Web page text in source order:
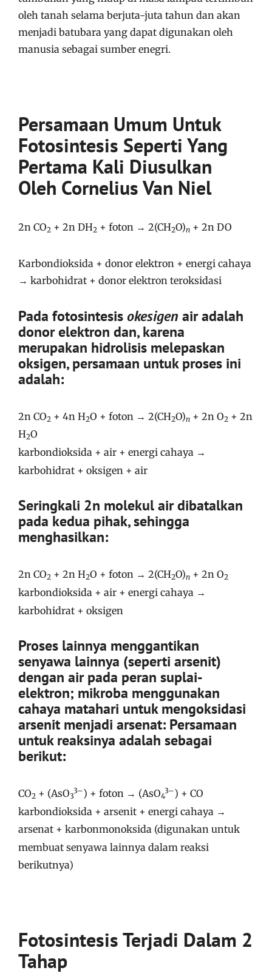
oleh tanah selama berjuta-juta tahun dan akan
menjadi batubara yang dapat digunakan oleh
manusia sebagai sumber enegri.
Persamaan Umum Untuk
Fotosintesis Seperti Yang
Pertama Kali Diusulkan
Oleh Cornelius Van Niel
2n CO2 + 2n DH2 + foton → 2(CH2O)n + 2n DO
Karbondioksida + donor elektron + energi cahaya
→ karbohidrat + donor elektron teroksidasi
Pada fotosintesisokesigen air adalah
donor elektron dan, karena
merupakan hidrolisis melepaskan
oksigen, persamaan untuk proses ini
adalah:
2n CO2 + 4n H2O + foton → 2(CH2O)n + 2n O2 + 2n
H2O
karbondioksida + air + energi cahaya →
karbohidrat + oksigen + air
Seringkali 2n molekul air dibatalkan
pada kedua pihak, sehingga
menghasilkan:
2n CO2 + 2n H2O + foton → 2(CH2O)n + 2n O2
karbondioksida + air + energi cahaya →
karbohidrat + oksigen
Proses lainnya menggantikan
senyawa lainnya (seperti arsenit)
dengan air pada peran suplai-
elektron; mikroba menggunakan
cahaya matahari untuk mengoksidasi
arsenit menjadi arsenat: Persamaan
untuk reaksinya adalah sebagai
berikut:
CO2 + (AsO3
3–) + foton → (AsO4
3–) + CO
karbondioksida + arsenit + energi cahaya →
arsenat + karbonmonoksida (digunakan untuk
membuat senyawa lainnya dalam reaksi
berikutnya)
Fotosintesis Terjadi Dalam 2
Tahap